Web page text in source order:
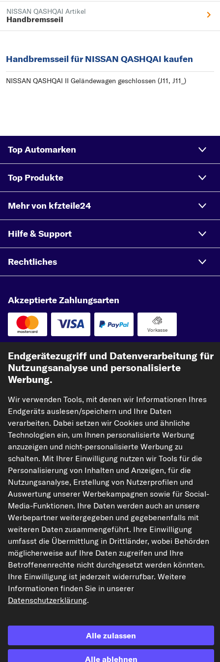
NISSAN QASHQAI Artikel
Handbremsseil
Handbremsseil für NISSAN QASHQAI kaufen
NISSAN QASHQAI II Geländewagen geschlossen (J11, J11_)
Top Automarken
Top Produkte
Mehr von kfzteile24
Hilfe & Support
Rechtliches
Akzeptierte Zahlungsarten
Vorkasse
Unsere Versandpartner
kfzteile24.de carpardoo.nl
carpardoo.fr
carpardoo.dk
nicht vervielfältigt werden. Die Vervielfältigung und Verbreitung der Daten und
der Datenbank ohne vorherige Einwilligung von TecAlliance und/oder die
Einbeziehung Dritter in solche Aktivitäten ist streng verboten. Jegliche
unautorisierte Nutzung von Inhalten stellt eine Verletzung des Urheberrechts
dar und kann rechtliche Schritte nach sich ziehen.
Vertrag widerrufen
© 2026 kfzteile24 GmbH - Alle Rechte vorbehalten.
¹„Gratis Versand“ oder „ohne Versandkosten“ entsprechen dem Wegfall der
Endgerätezugriff und Datenverarbeitung für
Nutzungsanalyse und personalisierte
Werbung.
Wir verwenden Tools, mit denen wir Informationen Ihres
Endgeräts auslesen/speichern und Ihre Daten
verarbeiten. Dabei setzen wir Cookies und ähnliche
Technologien ein, um Ihnen personalisierte Werbung
anzuzeigen und nicht-personalisierte Werbung zu
schalten. Mit Ihrer Einwilligung nutzen wir Tools für die
Personalisierung von Inhalten und Anzeigen, für die
Nutzungsanalyse, Erstellung von Nutzerprofilen und
Auswertung unserer Werbekampagnen sowie für Social-
Media-Funktionen. Ihre Daten werden auch an unsere
Werbepartner weitergegeben und gegebenenfalls mit
weiteren Daten zusammengeführt. Ihre Einwilligung
umfasst die Übermittlung in Drittländer, wobei Behörden
möglicherweise auf Ihre Daten zugreifen und Ihre
Betroffenenrechte nicht durchgesetzt werden könnten.
Ihre Einwilligung ist jederzeit widerrufbar. Weitere
Informationen finden Sie in unserer
Datenschutzerklärung.
Alle zulassen
Alle ablehnen